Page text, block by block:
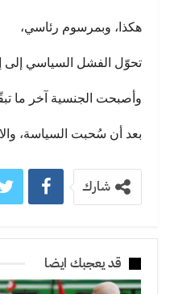
هكذا، وبمرسوم رئاسي،
تحوّل الفشل السياسي إلى
وأصبحت الجنسية آخر ما
بعد أن سُحبت السياسة،
شارك
قد يعجبك ايضا